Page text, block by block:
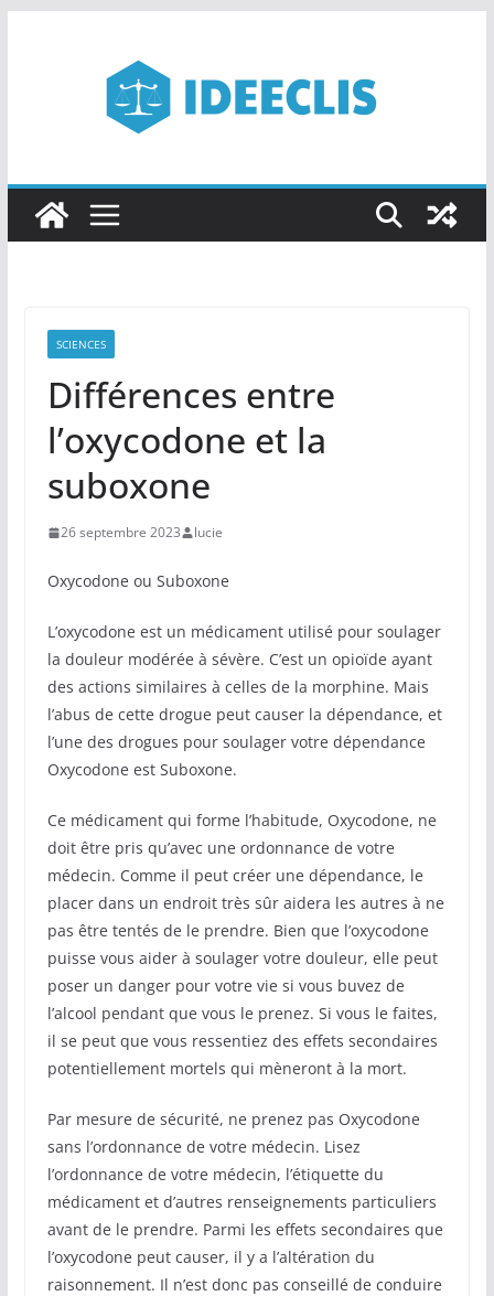
SCIENCES
Différences entre
l’oxycodone et la
suboxone
26 septembre 2023 lucie
Oxycodone ou Suboxone
L’oxycodone est un médicament utilisé pour soulager
la douleur modérée à sévère. C’est un opioïde ayant
des actions similaires à celles de la morphine. Mais
l’abus de cette drogue peut causer la dépendance, et
l’une des drogues pour soulager votre dépendance
Oxycodone est Suboxone.
Ce médicament qui forme l’habitude, Oxycodone, ne
doit être pris qu’avec une ordonnance de votre
médecin. Comme il peut créer une dépendance, le
placer dans un endroit très sûr aidera les autres à ne
pas être tentés de le prendre. Bien que l’oxycodone
puisse vous aider à soulager votre douleur, elle peut
poser un danger pour votre vie si vous buvez de
l’alcool pendant que vous le prenez. Si vous le faites,
il se peut que vous ressentiez des effets secondaires
potentiellement mortels qui mèneront à la mort.
Par mesure de sécurité, ne prenez pas Oxycodone
sans l’ordonnance de votre médecin. Lisez
l’ordonnance de votre médecin, l’étiquette du
médicament et d’autres renseignements particuliers
avant de le prendre. Parmi les effets secondaires que
l’oxycodone peut causer, il y a l’altération du
raisonnement. Il n’est donc pas conseillé de conduire